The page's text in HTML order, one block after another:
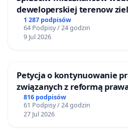
deweloperskiej terenow
Bulwarów Straceńskich w
1 287 podpisów
64 Podpisy / 24 godzin
9 Jul 2026
Petycja o kontynuowanie
związanych z reformą
816 podpisów
61 Podpisy / 24 godzin
27 Jul 2026